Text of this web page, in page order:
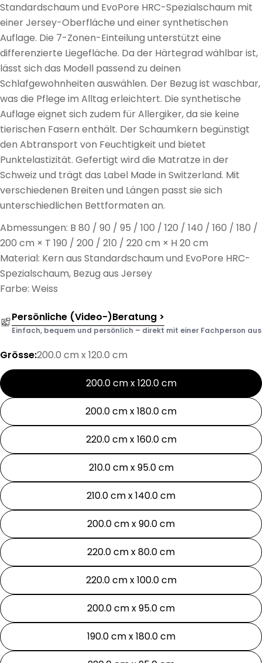
Standardschaum und EvoPore HRC-Spezialschaum mit
einer Jersey-Oberfläche und einer synthetischen
Auflage. Die 7-Zonen-Einteilung unterstützt eine
differenzierte Liegefläche. Da der Härtegrad wählbar ist,
lässt sich das Modell passend zu deinen
Schlafgewohnheiten auswählen. Der Bezug ist waschbar,
was die Pflege im Alltag erleichtert. Die synthetische
Auflage eignet sich zudem für Allergiker, da sie keine
tierischen Fasern enthält. Der Schaumkern begünstigt
den Abtransport von Feuchtigkeit und bietet
Punktelastizität. Gefertigt wird die Matratze in der
Schweiz und trägt das Label Made in Switzerland. Mit
verschiedenen Breiten und Längen passt sie sich
unterschiedlichen Bettformaten an.
Abmessungen: B 80 / 90 / 95 / 100 / 120 / 140 / 160 / 180 /
200 cm × T 190 / 200 / 210 / 220 cm × H 20 cm
Material: Kern aus Standardschaum und EvoPore HRC-
Spezialschaum, Bezug aus Jersey
Farbe: Weiss
Persönliche (Video-)Beratung >
Einfach, bequem und persönlich – direkt mit einer Fachperson aus
Grösse:200.0 cm x 120.0 cm
200.0 cm x 120.0 cm
200.0 cm x 180.0 cm
220.0 cm x 160.0 cm
210.0 cm x 95.0 cm
210.0 cm x 140.0 cm
200.0 cm x 90.0 cm
220.0 cm x 80.0 cm
220.0 cm x 100.0 cm
200.0 cm x 95.0 cm
190.0 cm x 180.0 cm